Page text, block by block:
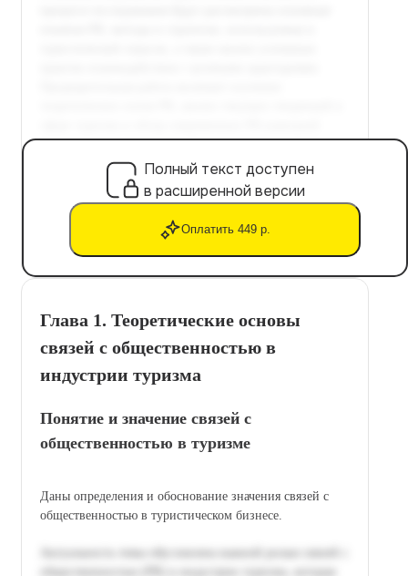
Полный текст доступен
в расширенной версии
Оплатить 449 р.
Глава 1. Теоретические основы
связей с общественностью в
индустрии туризма
Понятие и значение связей с
общественностью в туризме
Даны определения и обоснование значения связей с
общественностью в туристическом бизнесе.